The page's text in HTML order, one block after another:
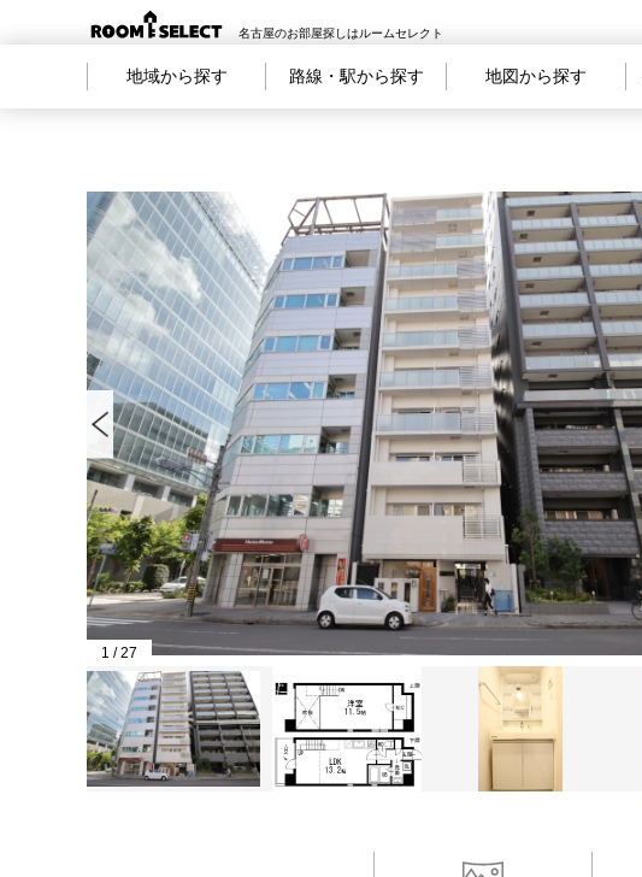
名古屋のお部屋探しはルームセレクト
地域から探す 路線・駅から探す 地図から探す
1 /27